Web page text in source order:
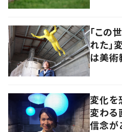
「この
れた」
は美術
変化を
変わる
信念が